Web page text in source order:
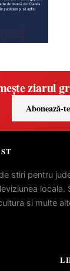
ziarul
Abonează-te
stiri pentru
locala.
si multe